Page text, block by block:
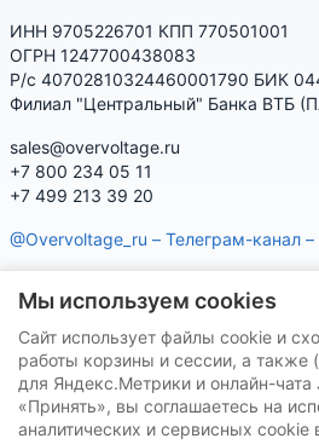
ИНН 9705226701 КПП 770501001
ОГРН 1247700438083
Р/с 40702810324460001790 БИК
Филиал "Центральный" Банка ВТБ
sales@overvoltage.ru
+7 800 234 05 11
+7 499 213 39 20
@Overvoltage_ru – Телеграм-канал
характеристики, наличие, подбор
Нашу продукцию Вы можете
Мы используем cookies
Сайт использует файлы cookie и
работы корзины и сессии, а также
для Яндекс.Метрики и онлайн-
«Принять», вы соглашаетесь на
аналитических и сервисных cookie